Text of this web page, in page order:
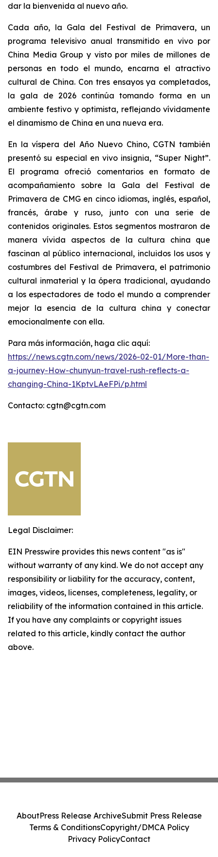
dar la bienvenida al nuevo año.
Cada año, la Gala del Festival de Primavera, un
programa televisivo anual transmitido en vivo por
China Media Group y visto por miles de millones de
personas en todo el mundo, encarna el atractivo
cultural de China. Con tres ensayos ya completados,
la gala de 2026 continúa tomando forma en un
ambiente festivo y optimista, reflejando vívidamente
el dinamismo de China en una nueva era.
En la víspera del Año Nuevo Chino, CGTN también
presentó su especial en vivo insignia, “Super Night”.
El programa ofreció comentarios en formato de
acompañamiento sobre la Gala del Festival de
Primavera de CMG en cinco idiomas, inglés, español,
francés, árabe y ruso, junto con una serie de
contenidos originales. Estos segmentos mostraron de
manera vívida aspectos de la cultura china que
fascinan al público internacional, incluidos los usos y
costumbres del Festival de Primavera, el patrimonio
cultural inmaterial y la ópera tradicional, ayudando
a los espectadores de todo el mundo a comprender
mejor la esencia de la cultura china y conectar
emocionalmente con ella.
Para más información, haga clic aquí:
https://news.cgtn.com/news/2026-02-01/More-than-
a-journey-How-chunyun-travel-rush-reflects-a-
changing-China-1KptvLAeFPi/p.html
Contacto: cgtn@cgtn.com
Legal Disclaimer:
EIN Presswire provides this news content "as is"
without warranty of any kind. We do not accept any
responsibility or liability for the accuracy, content,
images, videos, licenses, completeness, legality, or
reliability of the information contained in this article.
If you have any complaints or copyright issues
related to this article, kindly contact the author
above.
AboutPress Release ArchiveSubmit Press Release
Terms & ConditionsCopyright/DMCA Policy
Privacy PolicyContact